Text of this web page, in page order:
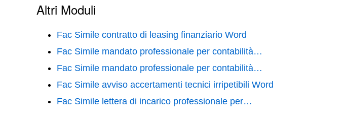
Altri Moduli
Fac Simile contratto di leasing finanziario Word
Fac Simile mandato professionale per contabilità…
Fac Simile mandato professionale per contabilità…
Fac Simile avviso accertamenti tecnici irripetibili Word
Fac Simile lettera di incarico professionale per…